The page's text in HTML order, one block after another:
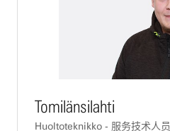
Tomilänsilahti
Huoltoteknikko - 服务技术人员